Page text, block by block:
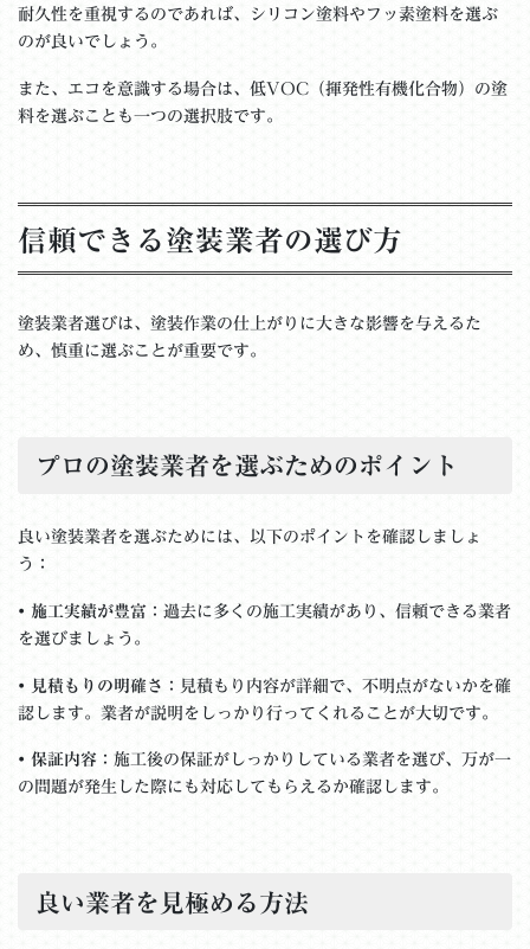
耐久性を重視するのであれば、シリコン塗料やフッ素塗料を選ぶ
のが良いでしょう。
また、エコを意識する場合は、低VOC（揮発性有機化合物）の塗
料を選ぶことも一つの選択肢です。
信頼できる塗装業者の選び方
塗装業者選びは、塗装作業の仕上がりに大きな影響を与えるた
め、慎重に選ぶことが重要です。
プロの塗装業者を選ぶためのポイント
良い塗装業者を選ぶためには、以下のポイントを確認しましょ
う：
• 施工実績が豊富 ：過去に多くの施工実績があり、信頼できる業者
を選びましょう。
• 見積もりの明確さ ：見積もり内容が詳細で、不明点がないかを確
認します。業者が説明をしっかり行ってくれることが大切です。
• 保証内容 ：施工後の保証がしっかりしている業者を選び、万が一
の問題が発生した際にも対応してもらえるか確認します。
良い業者を見極める方法